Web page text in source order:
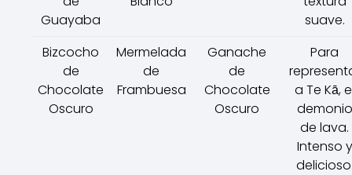
Guayaba
suave.
Bizcocho
de
Chocolate
Oscuro
Mermelada
de
Frambuesa
Ganache
de
Chocolate
Oscuro
Para
a Te Kā,
demonio
de lava.
Intenso y